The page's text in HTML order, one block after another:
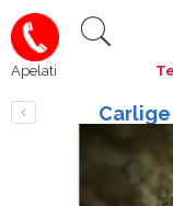
Apelati
Carlige